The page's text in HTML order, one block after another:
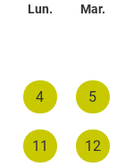
Lun. Mar.
4 5
11 12